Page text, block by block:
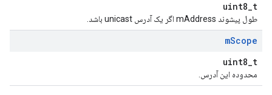
uint8_t
طول پیشوند mAddress اگر یک آدرس unicast باشد.
mScope
uint8_t
محدوده این آدرس.